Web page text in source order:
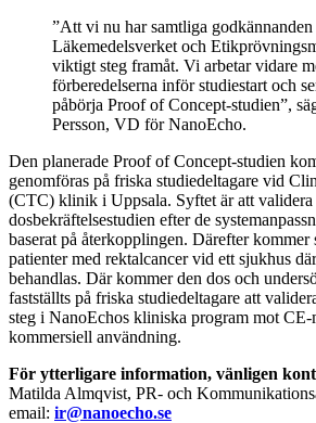
”Att vi nu har samtliga godkännanden
Läkemedelsverket och
viktigt steg framåt. Vi arbetar vidare
förberedelserna inför studiestart och
påbörja Proof of Concept-studien”,
Persson, VD för NanoEcho.
Den planerade Proof of Concept-studien
genomföras på friska studiedeltagare vid
(CTC) klinik i Uppsala. Syftet är att validera
dosbekräftelsestudien efter de
baserat på återkopplingen. Därefter kommer
patienter med rektalcancer vid ett sjukhus
behandlas. Där kommer den dos och
fastställts på friska studiedeltagare att
steg i NanoEchos kliniska program mot
kommersiell användning.
För ytterligare information, vänligen
Matilda Almqvist, PR- och
email: ir@nanoecho.se